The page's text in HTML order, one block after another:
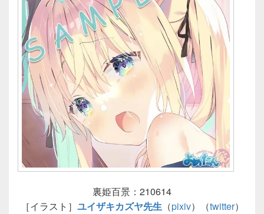
裏姫百景：210614
［イラスト］ ユイザキカズヤ先生（pixiv）（twitter）